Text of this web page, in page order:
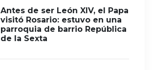
Antes de ser León XIV, el Papa
visitó Rosario: estuvo en una
parroquia de barrio República
de la Sexta